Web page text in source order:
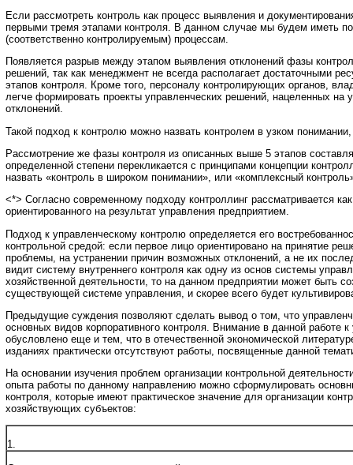
Если рассмотреть контроль как процесс выявления и
первыми тремя этапами контроля. В данном случае мы будем иметь
(соответственно контролируемым) процессам.
Появляется разрыв между этапом выявления отклонений фазы
решений, так как менеджмент не всегда располагает достаточными
этапов контроля. Кроме того, персоналу контролирующих органов,
легче формировать проекты управленческих решений, нацеленных на
отклонений.
Такой подход к контролю можно назвать контролем в узком
Рассмотрение же фазы контроля из описанных выше 5 этапов
определенной степени перекликается с принципами концепции
назвать «контроль в широком понимании», или «комплексный
<*> Согласно современному подходу контроллинг рассматривается
ориентированного на результат управления предприятием.
Подход к управленческому контролю определяется его
контрольной средой: если первое лицо ориентировано на принятие
проблемы, на устранении причин возможных отклонений, а не их
видит систему внутреннего контроля как одну из основ системы
хозяйственной деятельности, то на данном предприятии может быть
существующей системе управления, и скорее всего будет
Предыдущие суждения позволяют сделать вывод о том, что
основных видов корпоративного контроля. Внимание в данной работе
обусловлено еще и тем, что в отечественной экономической
изданиях практически отсутствуют работы, посвященные данной
На основании изучения проблем организации контрольной
опыта работы по данному направлению можно сформулировать
контроля, которые имеют практическое значение для организации
хозяйствующих субъектов:
1.